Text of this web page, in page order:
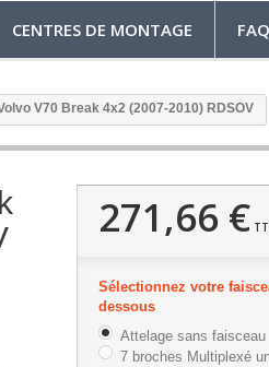
CENTRES DE MONTAGE FAQ
V70 Break 4x2 (2007-2010) RDSOV
271,66 €
Sélectionnez votre
dessous
Attelage sans faisceau
7 broches Multiplexé